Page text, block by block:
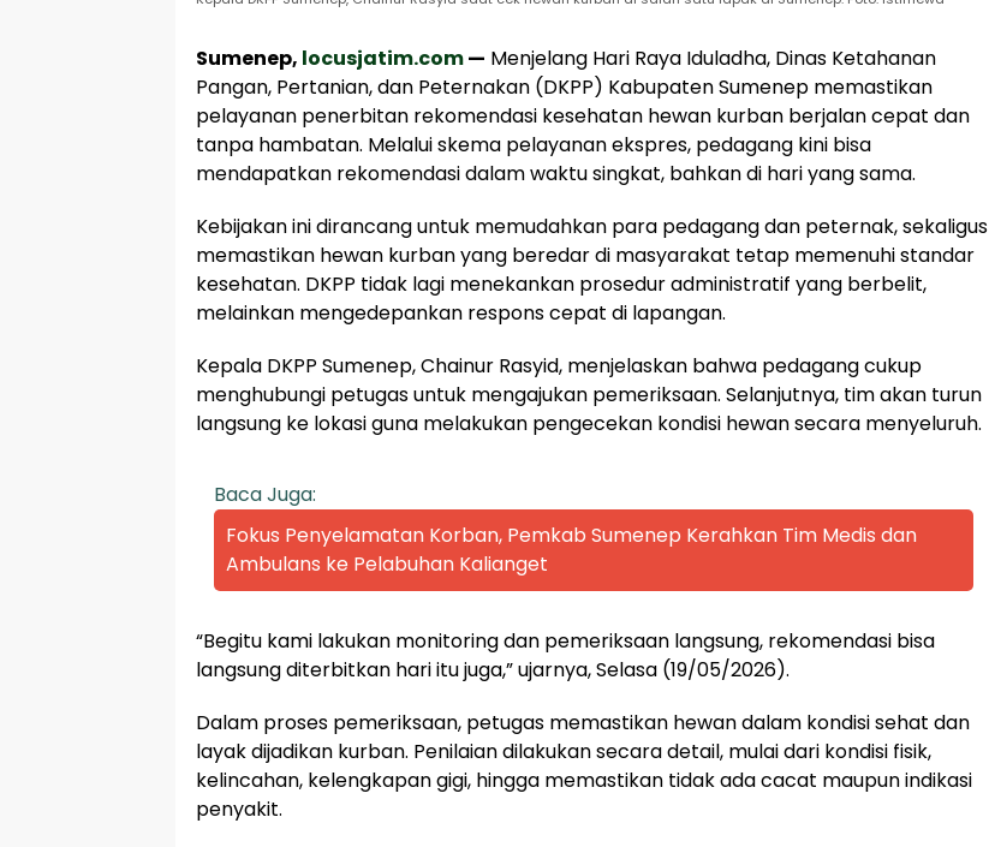
Sumenep, locusjatim.com— Menjelang Hari Raya Iduladha, Dinas Ketahanan
Pangan, Pertanian, dan Peternakan (DKPP) Kabupaten Sumenep memastikan
pelayanan penerbitan rekomendasi kesehatan hewan kurban berjalan cepat dan
tanpa hambatan. Melalui skema pelayanan ekspres, pedagang kini bisa
mendapatkan rekomendasi dalam waktu singkat, bahkan di hari yang sama.
Kebijakan ini dirancang untuk memudahkan para pedagang dan peternak, sekaligus
memastikan hewan kurban yang beredar di masyarakat tetap memenuhi standar
kesehatan. DKPP tidak lagi menekankan prosedur administratif yang berbelit,
melainkan mengedepankan respons cepat di lapangan.
Kepala DKPP Sumenep, Chainur Rasyid, menjelaskan bahwa pedagang cukup
menghubungi petugas untuk mengajukan pemeriksaan. Selanjutnya, tim akan turun
langsung ke lokasi guna melakukan pengecekan kondisi hewan secara menyeluruh.
Baca Juga:
Fokus Penyelamatan Korban, Pemkab Sumenep Kerahkan Tim Medis dan
Ambulans ke Pelabuhan Kalianget
“Begitu kami lakukan monitoring dan pemeriksaan langsung, rekomendasi bisa
langsung diterbitkan hari itu juga,” ujarnya, Selasa (19/05/2026).
Dalam proses pemeriksaan, petugas memastikan hewan dalam kondisi sehat dan
layak dijadikan kurban. Penilaian dilakukan secara detail, mulai dari kondisi fisik,
kelincahan, kelengkapan gigi, hingga memastikan tidak ada cacat maupun indikasi
penyakit.